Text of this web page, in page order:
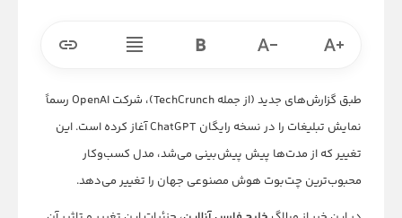
طبق گزارش‌های جدید (از جمله TechCrunch)، شرکت OpenAI رسماً
نمایش تبلیغات را در نسخه رایگان ChatGPT آغاز کرده است. این
تغییر که از مدت‌ها پیش پیش‌بینی می‌شد، مدل کسب‌وکار
محبوب‌ترین چت‌بوت هوش مصنوعی جهان را تغییر می‌دهد.